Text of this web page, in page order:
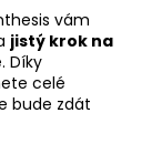
vám
jistý krok na
Díky
celé
bude zdát